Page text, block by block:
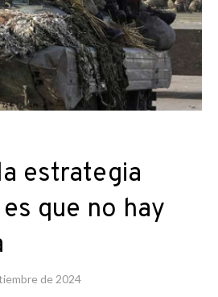
estrategia
que no hay
de 2024